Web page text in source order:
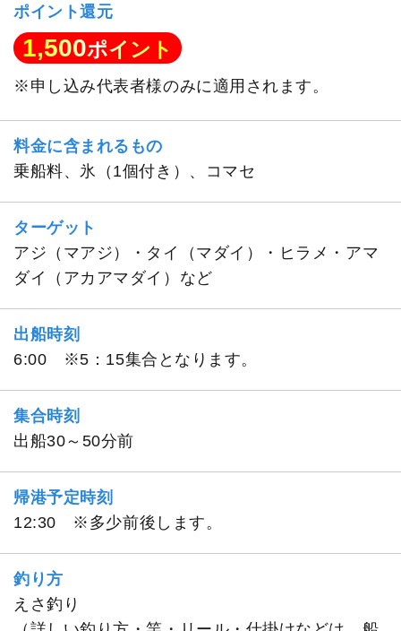
ポイント還元
1,500ポイント
※申し込み代表者様のみに適用されます。
料金に含まれるもの
乗船料、氷（1個付き）、コマセ
ターゲット
アジ（マアジ）・タイ（マダイ）・ヒラメ・アマ
ダイ（アカアマダイ）など
出船時刻
6:00 ※5：15集合となります。
集合時刻
出船30～50分前
帰港予定時刻
12:30 ※多少前後します。
釣り方
えさ釣り